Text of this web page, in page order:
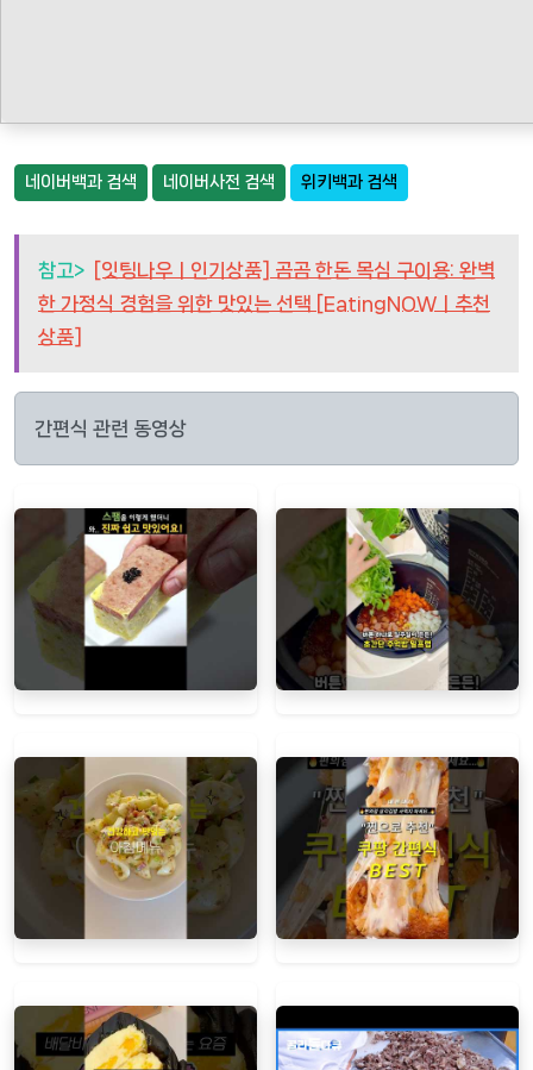
네이버백과 검색 네이버사전 검색 위키백과 검색
참고> [잇팅나우ㅣ인기상품] 곰곰 한돈 목심 구이용: 완벽
한 가정식 경험을 위한 맛있는 선택 [EatingNOWㅣ추천
상품]
간편식 관련 동영상